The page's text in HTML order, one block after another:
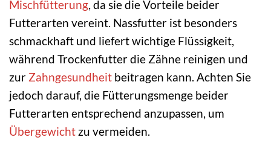
Mischfütterung , da sie die Vorteile beider
Futterarten vereint. Nassfutter ist besonders
schmackhaft und liefert wichtige Flüssigkeit,
während Trockenfutter die Zähne reinigen und
zur Zahngesundheit beitragen kann. Achten Sie
jedoch darauf, die Fütterungsmenge beider
Futterarten entsprechend anzupassen, um
Übergewicht zu vermeiden.